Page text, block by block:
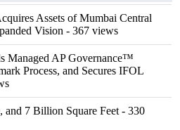
Assets of Mumbai Central
Vision - 367 views
Managed AP Governance™
Process, and Secures IFOL
and 7 Billion Square Feet - 330